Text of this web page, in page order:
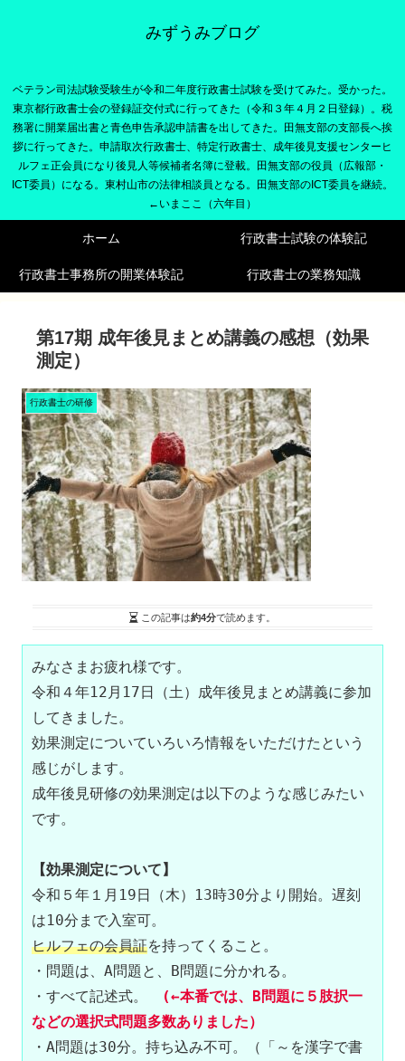
みずうみブログ
ベテラン司法試験受験生が令和二年度行政書士試験を受けてみた。受かった。
東京都行政書士会の登録証交付式に行ってきた（令和３年４月２日登録）。税
務署に開業届出書と青色申告承認申請書を出してきた。田無支部の支部長へ挨
拶に行ってきた。申請取次行政書士、特定行政書士、成年後見支援センターヒ
ルフェ正会員になり後見人等候補者名簿に登載。田無支部の役員（広報部・
ICT委員）になる。東村山市の法律相談員となる。田無支部のICT委員を継続。
←いまここ（六年目）
ホーム 行政書士試験の体験記
行政書士事務所の開業体験記 行政書士の業務知識
第17期 成年後見まとめ講義の感想（効果
測定）
行政書士の研修
この記事は約4分で読めます。
みなさまお疲れ様です。
令和４年12月17日（土）成年後見まとめ講義に参加
してきました。
効果測定についていろいろ情報をいただけたという
感じがします。
成年後見研修の効果測定は以下のような感じみたい
です。
【効果測定について】
令和５年１月19日（木）13時30分より開始。遅刻
ヒルフェの会員証を持ってくること。
・問題は、A問題と、B問題に分かれる。
・すべて記述式。
(←本番では、B問題に５肢択一
などの選択式問題多数ありました）
・A問題は30分。持ち込み不可。（「～を漢字で書